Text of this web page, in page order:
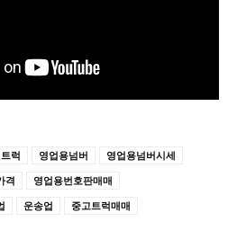
럭 영업용넘버
영업용넘버시세
격
영업용번호판매매
운송업
중고트럭매매